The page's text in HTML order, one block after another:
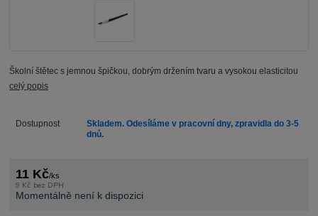
Školní štětec s jemnou špičkou, dobrým držením tvaru a vysokou elasticitou
celý popis
Dostupnost
Skladem. Odesíláme v pracovní dny, zpravidla do 3-5
dnů.
11 Kč/ks
9 Kč bez DPH
Momentálně není k dispozici